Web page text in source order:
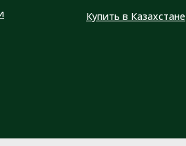
Купить в Казахстане